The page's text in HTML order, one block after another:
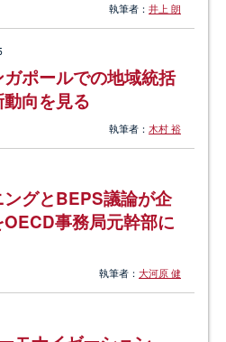
執筆者： 井上 朗
ポールでの地域統括
向を見る
執筆者： 木村 裕
グとBEPS議論が企
事務局元幹部に
執筆者： 大河原 健